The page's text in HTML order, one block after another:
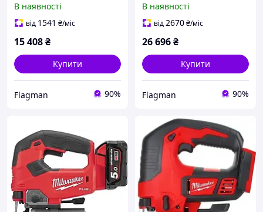
В наявності
від 1541 ₴/міс
15 408₴
Купити
Flagman 90%
В наявності
від2670₴/міс
26 696₴
Купити
Flagman 90%